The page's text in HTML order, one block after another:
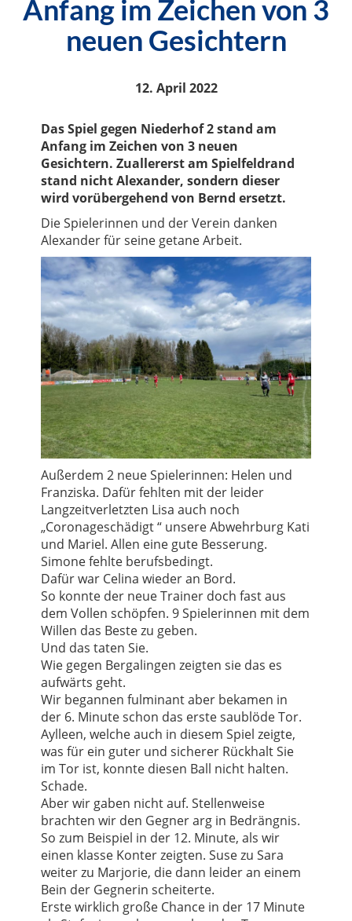
Anfang im Zeichen von 3
neuen Gesichtern
12. April 2022
Das Spiel gegen Niederhof 2 stand am
Anfang im Zeichen von 3 neuen
Gesichtern. Zuallererst am Spielfeldrand
stand nicht Alexander, sondern dieser
wird vorübergehend von Bernd ersetzt.
Die Spielerinnen und der Verein danken
Alexander für seine getane Arbeit.
Außerdem 2 neue Spielerinnen: Helen und
Franziska. Dafür fehlten mit der leider
Langzeitverletzten Lisa auch noch
„Coronageschädigt “ unsere Abwehrburg Kati
und Mariel. Allen eine gute Besserung.
Simone fehlte berufsbedingt.
Dafür war Celina wieder an Bord.
So konnte der neue Trainer doch fast aus
dem Vollen schöpfen. 9 Spielerinnen mit dem
Willen das Beste zu geben.
Und das taten Sie.
Wie gegen Bergalingen zeigten sie das es
aufwärts geht.
Wir begannen fulminant aber bekamen in
der 6. Minute schon das erste saublöde Tor.
Aylleen, welche auch in diesem Spiel zeigte,
was für ein guter und sicherer Rückhalt Sie
im Tor ist, konnte diesen Ball nicht halten.
Schade.
Aber wir gaben nicht auf. Stellenweise
brachten wir den Gegner arg in Bedrängnis.
So zum Beispiel in der 12. Minute, als wir
einen klasse Konter zeigten. Suse zu Sara
weiter zu Marjorie, die dann leider an einem
Bein der Gegnerin scheiterte.
Erste wirklich große Chance in der 17 Minute